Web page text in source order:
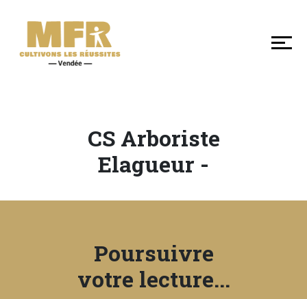
DÉCOUVRIR
NOS
MFR
CS Arboriste
Elagueur -
Poursuivre
votre lecture...